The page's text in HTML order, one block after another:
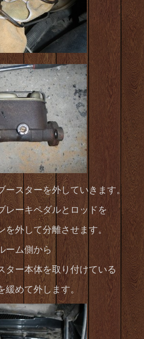
ースターを外していきます。
レーキペダルとロッドを
を外して分離させます。
ーム側から
ター本体を取り付けている
緩めて外します。